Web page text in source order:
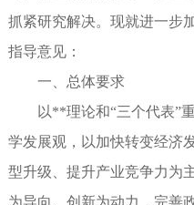
抓紧研究解决。现就进一步
指导意见：
一、总体要求
以**理论和“三个代表”重
学发展观，以加快转变经济
型升级、提升产业竞争力为
为导向、创新为动力，完善